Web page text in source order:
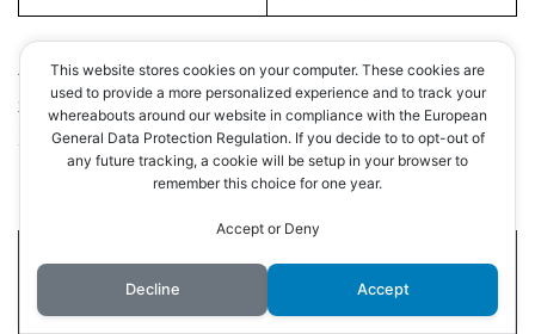
小次郎の剣術は、実戦において極めて有効な技であり、彼
が高名な剣豪であったことは間違いないでしょう。
次の章では、宮本武蔵との「巌流島の決闘」について詳し
く解説します。
3. 佐々木小次郎と宮本武蔵の「巌
流島の決闘」 – 史実と伝説
This website stores cookies on your computer. These cookies are
used to provide a more personalized experience and to track your
whereabouts around our website in compliance with the European
General Data Protection Regulation. If you decide to to opt-out of
any future tracking, a cookie will be setup in your browser to
remember this choice for one year.
Accept or Deny
Decline Accept